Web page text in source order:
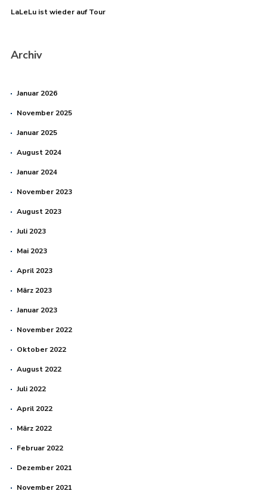
LaLeLu ist wieder auf Tour
Archiv
Januar 2026
November 2025
Januar 2025
August 2024
Januar 2024
November 2023
August 2023
Juli 2023
Mai 2023
April 2023
März 2023
Januar 2023
November 2022
Oktober 2022
August 2022
Juli 2022
April 2022
März 2022
Februar 2022
Dezember 2021
November 2021